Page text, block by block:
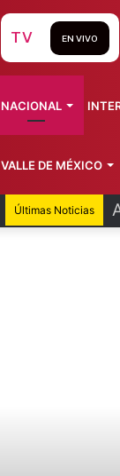
Últimas Noticias
TV EN VIVO
NACIONAL
VALLE DE MÉXICO